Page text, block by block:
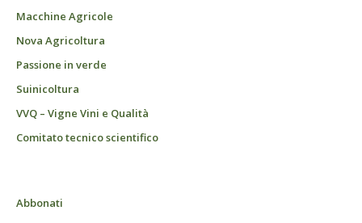
Macchine Agricole
Nova Agricoltura
Passione in verde
Suinicoltura
VVQ – Vigne Vini e Qualità
Comitato tecnico scientifico
Abbonati